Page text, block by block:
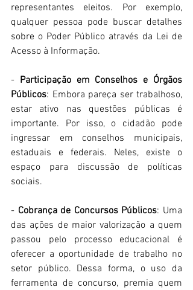
representantes eleitos. Por exemplo,
qualquer pessoa pode buscar detalhes
sobre o Poder Público através da Lei de
Acesso à Informação.
- Participação em Conselhos e Órgãos
Públicos: Embora pareça ser trabalhoso,
estar ativo nas questões públicas é
importante. Por isso, o cidadão pode
ingressar em conselhos municipais,
estaduais e federais. Neles, existe o
espaço para discussão de políticas
sociais.
- Cobrança de Concursos Públicos: Uma
das ações de maior valorização a quem
passou pelo processo educacional é
oferecer a oportunidade de trabalho no
setor público. Dessa forma, o uso da
ferramenta de concurso, premia quem